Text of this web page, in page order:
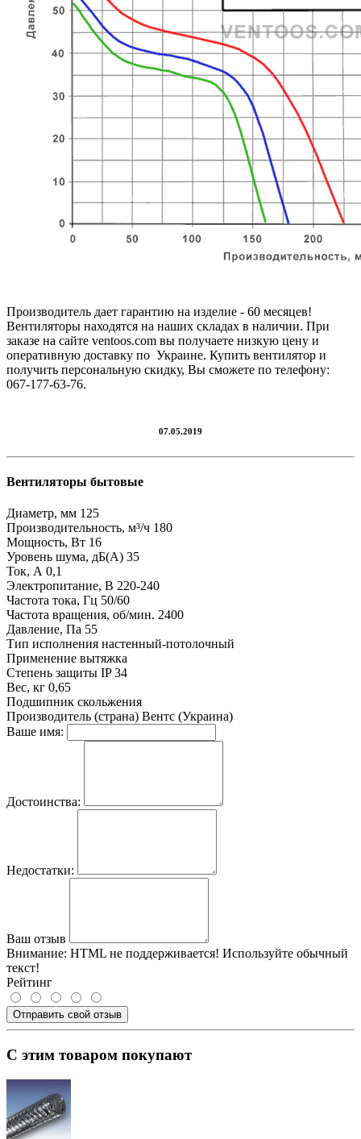
Производитель дает гарантию на изделие - 60 месяцев!
Вентиляторы находятся на наших складах в наличии. При
заказе на сайте ventoos.com вы получаете низкую цену и
оперативную доставку по Украине. Купить вентилятор и
получить персональную скидку, Вы сможете по телефону:
067-177-63-76.
07.05.2019
Вентиляторы бытовые
Диаметр, мм 125
Производительность, м³/ч 180
Мощность, Вт 16
Уровень шума, дБ(А) 35
Ток, А 0,1
Электропитание, В 220-240
Частота тока, Гц 50/60
Частота вращения, об/мин. 2400
Давление, Па 55
Тип исполнения настенный-потолочный
Применение вытяжка
Степень защиты IP 34
Вес, кг 0,65
Подшипник скольжения
Производитель (страна) Вентс (Украина)
Ваше имя:
Достоинства:
Недостатки:
Ваш отзыв
Внимание: HTML не поддерживается! Используйте обычный
текст!
Рейтинг
Отправить свой отзыв
С этим товаром покупают